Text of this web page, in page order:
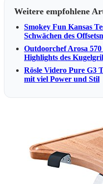
Weitere empfohlene
Smokey Fun Kansas
Schwächen des
Outdoorchef Arosa
Highlights des
Rösle Videro Pure G3
mit viel Power und Stil